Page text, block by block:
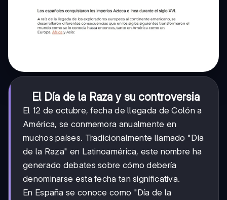
El Día de la Raza y su controversia
El 12 de octubre, fecha de llegada de Colón a
América, se conmemora anualmente en
muchos países. Tradicionalmente llamado "Día
de la Raza" en Latinoamérica, este nombre ha
generado debates sobre cómo debería
denominarse esta fecha tan significativa.
En España se conoce como "Día de la